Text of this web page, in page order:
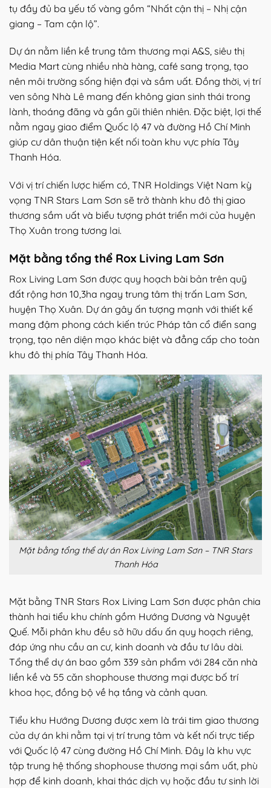
tụ đầy đủ ba yếu tố vàng gồm “Nhất cận thị – Nhị cận
giang – Tam cận lộ”.
Dự án nằm liền kề trung tâm thương mại A&S, siêu thị
Media Mart cùng nhiều nhà hàng, café sang trọng, tạo
nên môi trường sống hiện đại và sầm uất. Đồng thời, vị trí
ven sông Nhà Lê mang đến không gian sinh thái trong
lành, thoáng đãng và gần gũi thiên nhiên. Đặc biệt, lợi thế
nằm ngay giao điểm Quốc lộ 47 và đường Hồ Chí Minh
giúp cư dân thuận tiện kết nối toàn khu vực phía Tây
Thanh Hóa.
Với vị trí chiến lược hiếm có, TNR Holdings Việt Nam kỳ
vọng TNR Stars Lam Sơn sẽ trở thành khu đô thị giao
thương sầm uất và biểu tượng phát triển mới của huyện
Thọ Xuân trong tương lai.
Mặt bằng tổng thể Rox Living Lam Sơn
Rox Living Lam Sơn được quy hoạch bài bản trên quỹ
đất rộng hơn 10,3ha ngay trung tâm thị trấn Lam Sơn,
huyện Thọ Xuân. Dự án gây ấn tượng mạnh với thiết kế
mang đậm phong cách kiến trúc Pháp tân cổ điển sang
trọng, tạo nên diện mạo khác biệt và đẳng cấp cho toàn
khu đô thị phía Tây Thanh Hóa.
Mặt bằng tổng thể dự án Rox Living Lam Sơn – TNR Stars
Thanh Hóa
Mặt bằng TNR Stars Rox Living Lam Sơn được phân chia
thành hai tiểu khu chính gồm Hướng Dương và Nguyệt
Quế. Mỗi phân khu đều sở hữu dấu ấn quy hoạch riêng,
đáp ứng nhu cầu an cư, kinh doanh và đầu tư lâu dài.
Tổng thể dự án bao gồm 339 sản phẩm với 284 căn nhà
liền kề và 55 căn shophouse thương mại được bố trí
khoa học, đồng bộ về hạ tầng và cảnh quan.
Tiểu khu Hướng Dương được xem là trái tim giao thương
của dự án khi nằm tại vị trí trung tâm và kết nối trực tiếp
với Quốc lộ 47 cùng đường Hồ Chí Minh. Đây là khu vực
tập trung hệ thống shophouse thương mại sầm uất, phù
hợp để kinh doanh, khai thác dịch vụ hoặc đầu tư sinh lời